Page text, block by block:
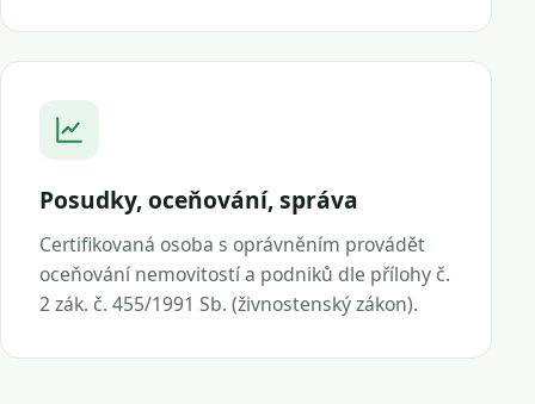
Posudky, oceňování, správa
Certifikovaná osoba s oprávněním provádět
oceňování nemovitostí a podniků dle přílohy č.
2 zák. č. 455/1991 Sb. (živnostenský zákon).